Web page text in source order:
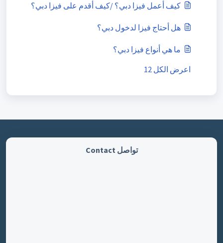
كيف أعمل فيزا دبي؟ /كيف أقدم على فيزا دبي؟
هل أحتاج فيزا لدخول دبي؟
ما هي أنواع فيزا دبي؟
اعرض الكل 12
تواصل Contact